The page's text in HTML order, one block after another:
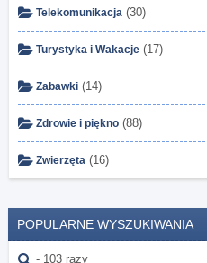
Telekomunikacja (30)
Turystyka i Wakacje (17)
Zabawki (14)
Zdrowie i piękno (88)
Zwierzęta (16)
POPULARNE WYSZUKIWANIA
- 103 razy